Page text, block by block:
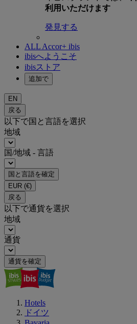
利用いただけます
発見する
ALL Accor+ ibis
ibisへようこそ
ibisストア
追加で
EN
戻る
以下で国と言語を選択
地域
国/地域 - 言語
国と言語を確定
EUR (€)
戻る
以下で通貨を選択
地域
通貨
通貨を確定
Hotels
ドイツ